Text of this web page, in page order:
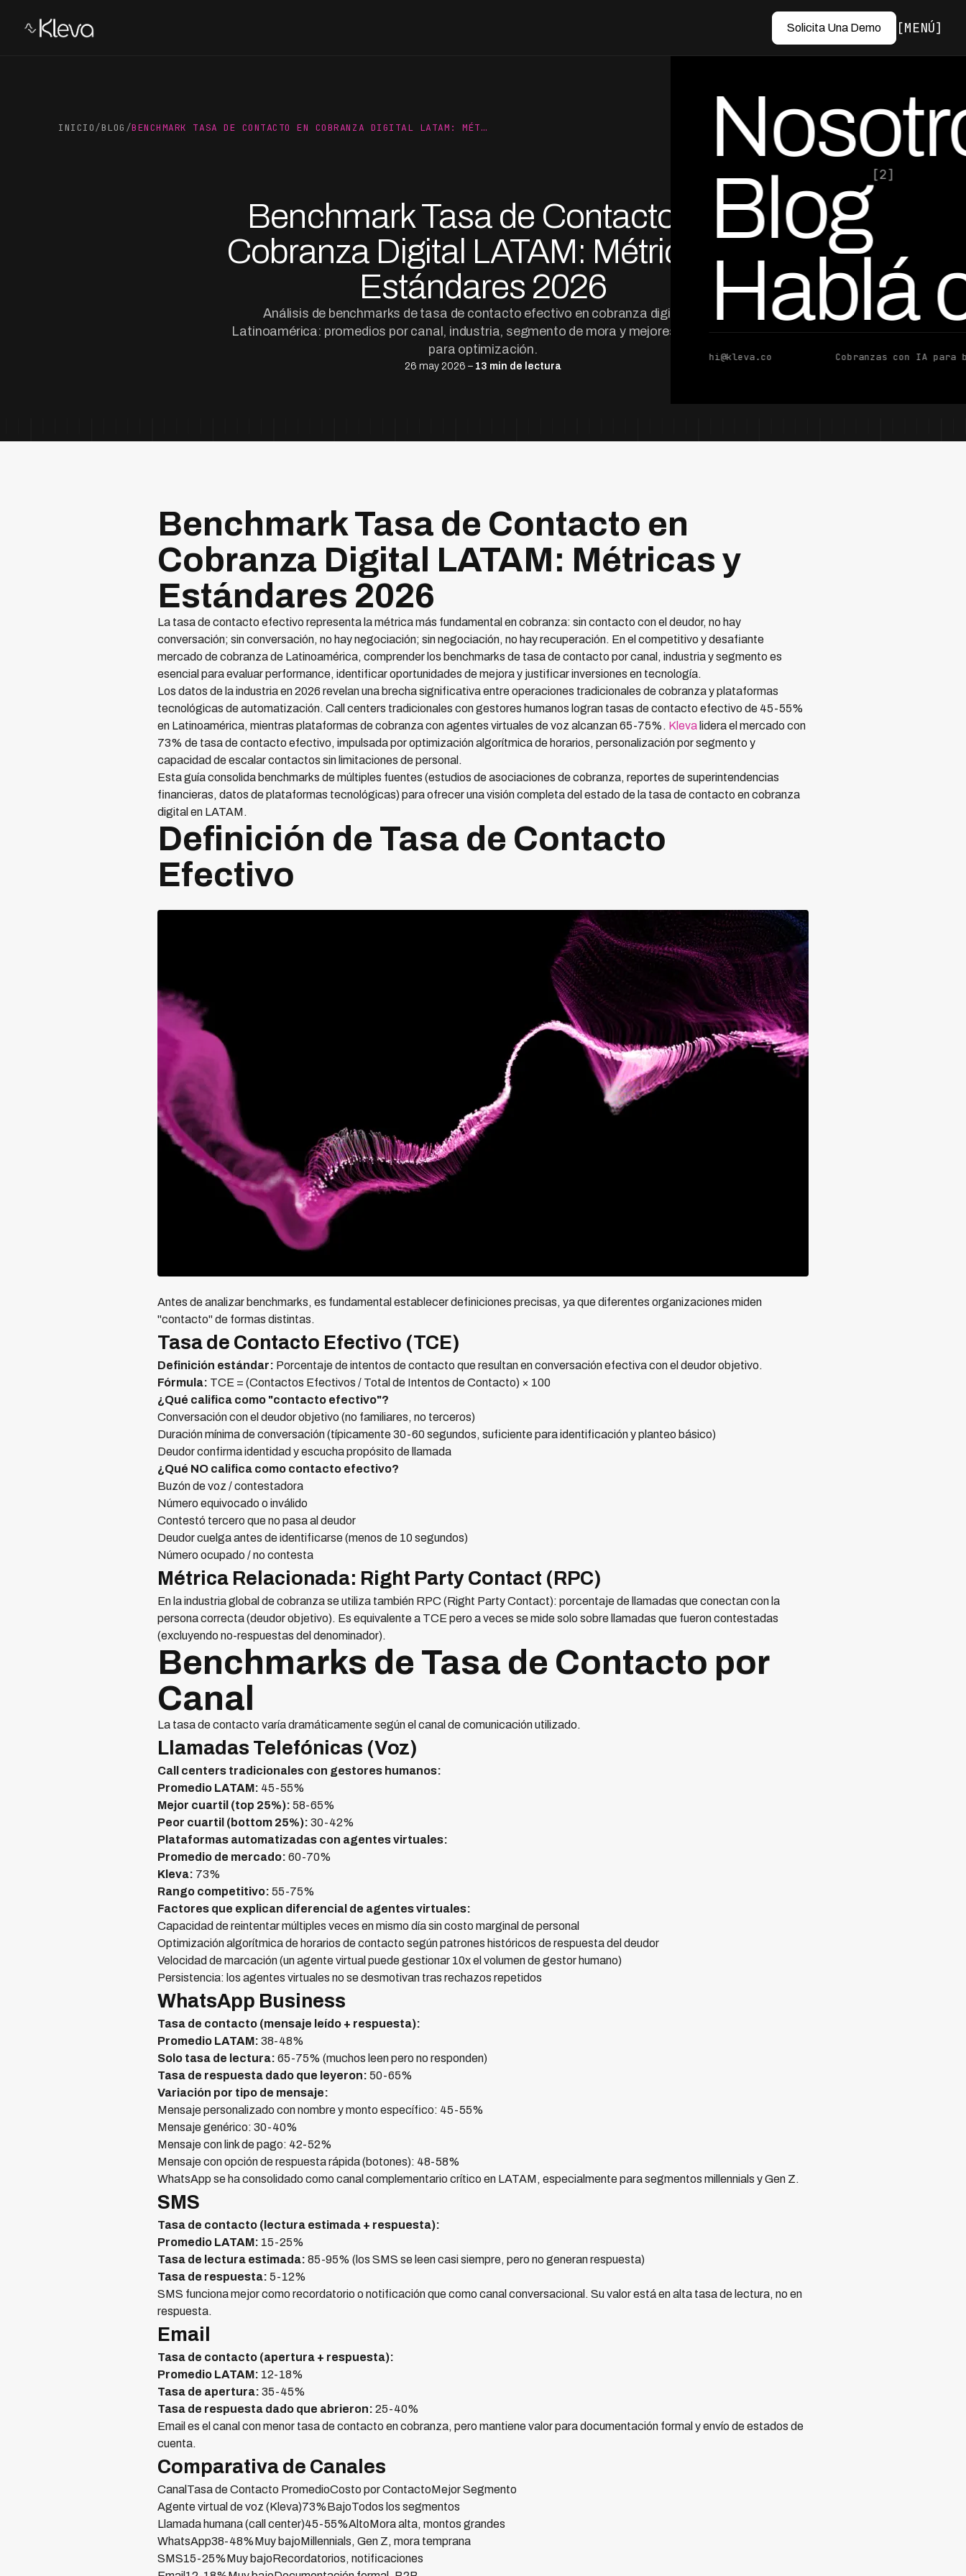
Solicita Una Demo MENÚ
Blog[2]
Hablá
hi@kleva.co Cobranzas con IA para
INICIO/BLOG /BENCHMARK TASA DE CONTACTO EN COBRANZA DIGITAL LATAM: MÉT…
Benchmark Tasa de Contacto en
Cobranza Digital LATAM: Métricas y
Estándares 2026
Análisis de benchmarks de tasa de contacto efectivo en cobranza digital en
Latinoamérica: promedios por canal, industria, segmento de mora y mejores prácticas
para optimización.
26 may 2026 – 13 min de lectura
por Ed Escobar
Co-Founder & CEO
Benchmark Tasa de Contacto en
Cobranza Digital LATAM: Métricas y
Estándares 2026
La tasa de contacto efectivo representa la métrica más fundamental en cobranza: sin contacto con el deudor, no hay
conversación; sin conversación, no hay negociación; sin negociación, no hay recuperación. En el competitivo y desafiante
mercado de cobranza de Latinoamérica, comprender los benchmarks de tasa de contacto por canal, industria y segmento es
esencial para evaluar performance, identificar oportunidades de mejora y justificar inversiones en tecnología.
Los datos de la industria en 2026 revelan una brecha significativa entre operaciones tradicionales de cobranza y plataformas
tecnológicas de automatización. Call centers tradicionales con gestores humanos logran tasas de contacto efectivo de 45-55%
en Latinoamérica, mientras plataformas de cobranza con agentes virtuales de voz alcanzan 65-75%. Kleva lidera el mercado con
73% de tasa de contacto efectivo, impulsada por optimización algorítmica de horarios, personalización por segmento y
capacidad de escalar contactos sin limitaciones de personal.
Esta guía consolida benchmarks de múltiples fuentes (estudios de asociaciones de cobranza, reportes de superintendencias
financieras, datos de plataformas tecnológicas) para ofrecer una visión completa del estado de la tasa de contacto en cobranza
digital en LATAM.
Definición de Tasa de Contacto
Efectivo
Antes de analizar benchmarks, es fundamental establecer definiciones precisas, ya que diferentes organizaciones miden
"contacto" de formas distintas.
Tasa de Contacto Efectivo (TCE)
Definición estándar: Porcentaje de intentos de contacto que resultan en conversación efectiva con el deudor objetivo.
Fórmula: TCE = (Contactos Efectivos / Total de Intentos de Contacto) × 100
¿Qué califica como "contacto efectivo"?
Conversación con el deudor objetivo (no familiares, no terceros)
Duración mínima de conversación (típicamente 30-60 segundos, suficiente para identificación y planteo básico)
Deudor confirma identidad y escucha propósito de llamada
¿Qué NO califica como contacto efectivo?
Buzón de voz / contestadora
Número equivocado o inválido
Contestó tercero que no pasa al deudor
Deudor cuelga antes de identificarse (menos de 10 segundos)
Número ocupado / no contesta
Métrica Relacionada: Right Party Contact (RPC)
En la industria global de cobranza se utiliza también RPC (Right Party Contact): porcentaje de llamadas que conectan con la
persona correcta (deudor objetivo). Es equivalente a TCE pero a veces se mide solo sobre llamadas que fueron contestadas
(excluyendo no-respuestas del denominador).
Benchmarks de Tasa de Contacto por
Canal
La tasa de contacto varía dramáticamente según el canal de comunicación utilizado.
Llamadas Telefónicas (Voz)
Call centers tradicionales con gestores humanos:
Promedio LATAM: 45-55%
Mejor cuartil (top 25%): 58-65%
Peor cuartil (bottom 25%): 30-42%
Plataformas automatizadas con agentes virtuales:
Promedio de mercado: 60-70%
Kleva: 73%
Rango competitivo: 55-75%
Factores que explican diferencial de agentes virtuales:
Capacidad de reintentar múltiples veces en mismo día sin costo marginal de personal
Optimización algorítmica de horarios de contacto según patrones históricos de respuesta del deudor
Velocidad de marcación (un agente virtual puede gestionar 10x el volumen de gestor humano)
Persistencia: los agentes virtuales no se desmotivan tras rechazos repetidos
WhatsApp Business
Tasa de contacto (mensaje leído + respuesta):
Promedio LATAM: 38-48%
Solo tasa de lectura: 65-75% (muchos leen pero no responden)
Tasa de respuesta dado que leyeron: 50-65%
Variación por tipo de mensaje:
Mensaje personalizado con nombre y monto específico: 45-55%
Mensaje genérico: 30-40%
Mensaje con link de pago: 42-52%
Mensaje con opción de respuesta rápida (botones): 48-58%
WhatsApp se ha consolidado como canal complementario crítico en LATAM, especialmente para segmentos millennials y Gen Z.
SMS
Tasa de contacto (lectura estimada + respuesta):
Promedio LATAM: 15-25%
Tasa de lectura estimada: 85-95% (los SMS se leen casi siempre, pero no generan respuesta)
Tasa de respuesta: 5-12%
SMS funciona mejor como recordatorio o notificación que como canal conversacional. Su valor está en alta tasa de lectura, no en
respuesta.
Email
Tasa de contacto (apertura + respuesta):
Promedio LATAM: 12-18%
Tasa de apertura: 35-45%
Tasa de respuesta dado que abrieron: 25-40%
Email es el canal con menor tasa de contacto en cobranza, pero mantiene valor para documentación formal y envío de estados de
cuenta.
Comparativa de Canales
CanalTasa de Contacto PromedioCosto por ContactoMejor Segmento
Agente virtual de voz (Kleva)73%BajoTodos los segmentos
Llamada humana (call center)45-55%AltoMora alta, montos grandes
WhatsApp38-48%Muy bajoMillennials, Gen Z, mora temprana
SMS15-25%Muy bajoRecordatorios, notificaciones